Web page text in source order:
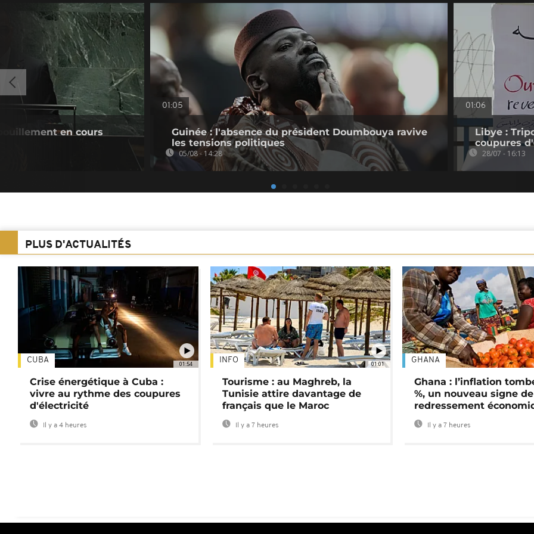
en cours
01:05
Guinée : l'absence du président Doumbouya ravive
les tensions politiques
05/08 - 14:28
01:06
Libye :
coupures
28/07 - 16:13
PLUS D'ACTUALITÉS
01:54
CUBA
Crise énergétique à Cuba :
vivre au rythme des coupures
d'électricité
Il y a 4 heures
01:01
INFO
Tourisme : au Maghreb, la
Tunisie attire davantage de
français que le Maroc
Il y a 7 heures
GHANA
Ghana : l’inflation
%, un nouveau signe de
redressement
Il y a 7 heures